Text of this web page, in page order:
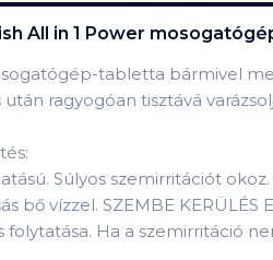
All in 1 Power
tabletta bármivel
ragyogóan tisztává
Súlyos szemirritációt
bő vízzel. SZEMBE
Ha a szemirritáció